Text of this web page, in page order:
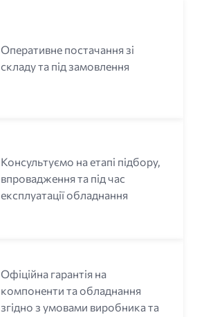
Оперативне постачання зі
складу та під замовлення
Консультуємо на етапі підбору,
впровадження та під час
експлуатації обладнання
Офіційна гарантія на
компоненти та обладнання
згідно з умовами виробника та